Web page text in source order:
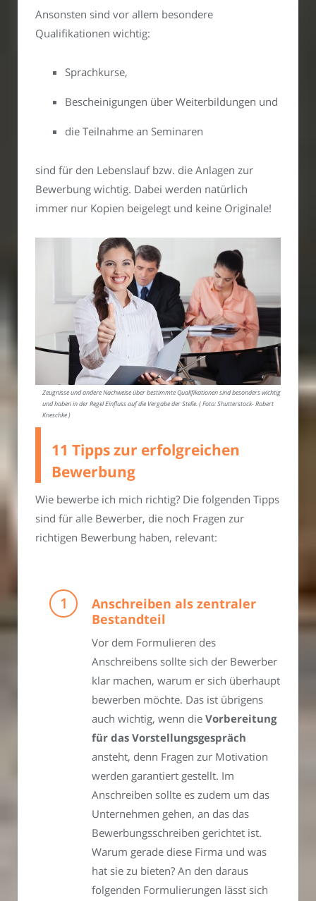
Ansonsten sind vor allem besondere
Qualifikationen wichtig:
Sprachkurse,
Bescheinigungen über Weiterbildungen und
die Teilnahme an Seminaren
sind für den Lebenslauf bzw. die Anlagen zur
Bewerbung wichtig. Dabei werden natürlich
immer nur Kopien beigelegt und keine Originale!
Zeugnisse und andere Nachweise über bestimmte Qualifikationen sind besonders wichtig
und haben in der Regel Einfluss auf die Vergabe der Stelle. ( Foto: Shutterstock- Robert
Kneschke )
11 Tipps zur erfolgreichen
Bewerbung
Wie bewerbe ich mich richtig? Die folgenden Tipps
sind für alle Bewerber, die noch Fragen zur
richtigen Bewerbung haben, relevant:
Anschreiben als zentraler
Bestandteil
Vor dem Formulieren des
Anschreibens sollte sich der Bewerber
klar machen, warum er sich überhaupt
bewerben möchte. Das ist übrigens
auch wichtig, wenn die Vorbereitung
für das Vorstellungsgespräch
ansteht, denn Fragen zur Motivation
werden garantiert gestellt. Im
Anschreiben sollte es zudem um das
Unternehmen gehen, an das das
Bewerbungsschreiben gerichtet ist.
Warum gerade diese Firma und was
hat sie zu bieten? An den daraus
folgenden Formulierungen lässt sich